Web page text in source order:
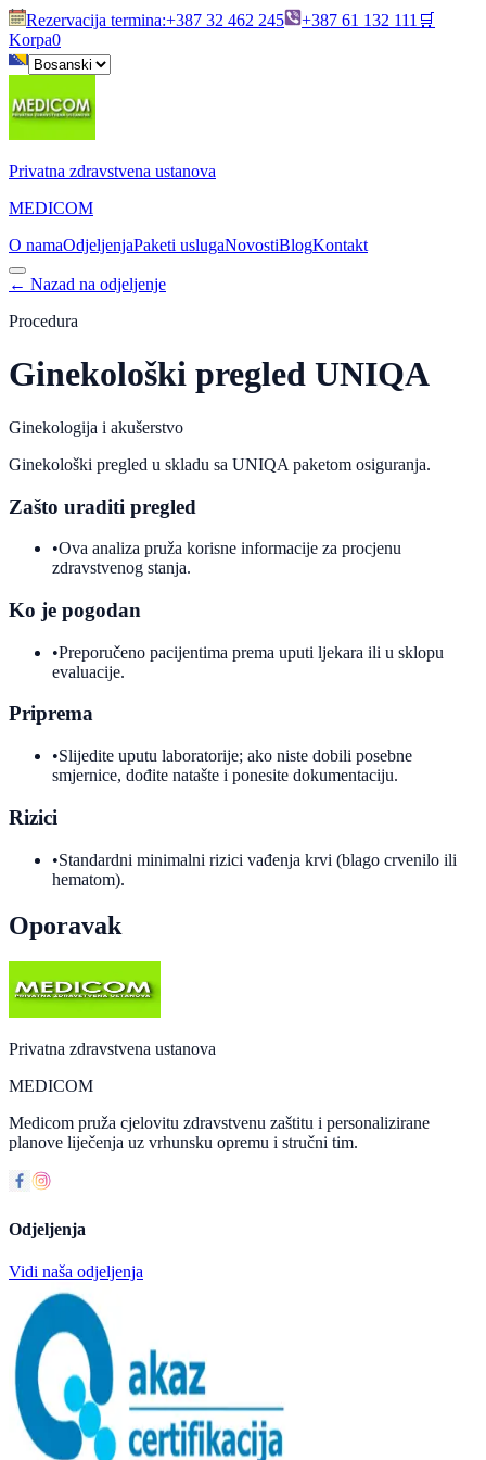
Rezervacija termina:+387 32 462 245 +387 61 132 111 🛒
Korpa0
Privatna zdravstvena ustanova
MEDICOM
O namaOdjeljenjaPaketi uslugaNovostiBlogKontakt
← Nazad na odjeljenje
Procedura
Ginekološki pregled UNIQA
Ginekologija i akušerstvo
Ginekološki pregled u skladu sa UNIQA paketom osiguranja.
Zašto uraditi pregled
•Ova analiza pruža korisne informacije za procjenu
zdravstvenog stanja.
Ko je pogodan
•Preporučeno pacijentima prema uputi ljekara ili u sklopu
evaluacije.
Priprema
•Slijedite uputu laboratorije; ako niste dobili posebne
smjernice, dođite natašte i ponesite dokumentaciju.
Rizici
•Standardni minimalni rizici vađenja krvi (blago crvenilo ili
hematom).
Oporavak
Privatna zdravstvena ustanova
MEDICOM
Medicom pruža cjelovitu zdravstvenu zaštitu i personalizirane
planove liječenja uz vrhunsku opremu i stručni tim.
Odjeljenja
Vidi naša odjeljenja